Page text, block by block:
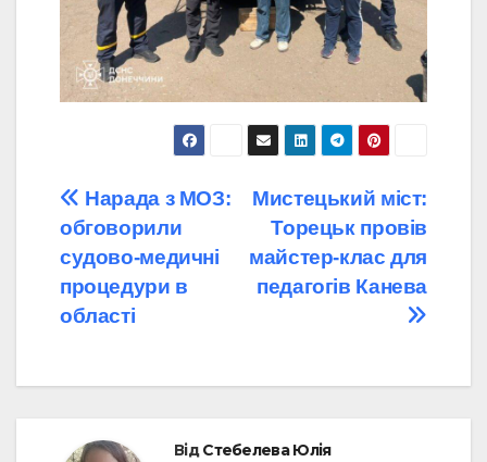
Навігація
записів
Мистецький міст:
Торецьк провів
майстер-клас для
педагогів Канева
Нарада з МОЗ:
обговорили
судово-медичні
процедури в
області
ВідСтебелева Юлія